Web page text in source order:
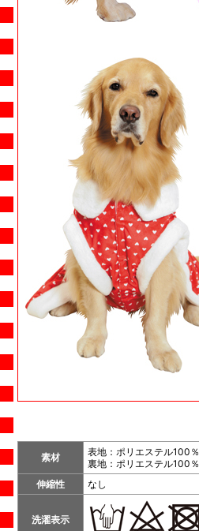
素材
表地：ポリエステル100％
裏地：ポリエステル100％
伸縮性
なし
洗濯表示